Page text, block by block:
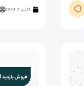
اکتبر 5, 2024